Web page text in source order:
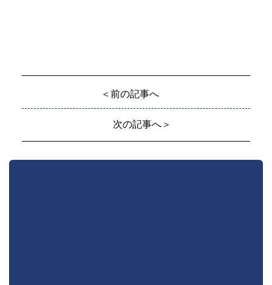
＜前の記事へ
次の記事へ＞